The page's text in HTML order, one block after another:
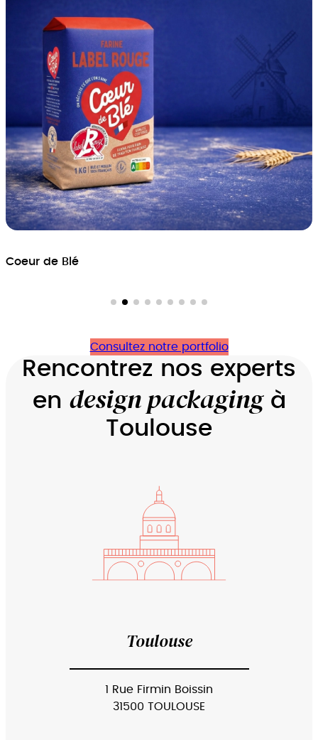
Coeur de Blé
Consultez notre portfolio
Rencontrez nos experts
en design packagingà
Toulouse
Toulouse
1 Rue Firmin Boissin
31500 TOULOUSE